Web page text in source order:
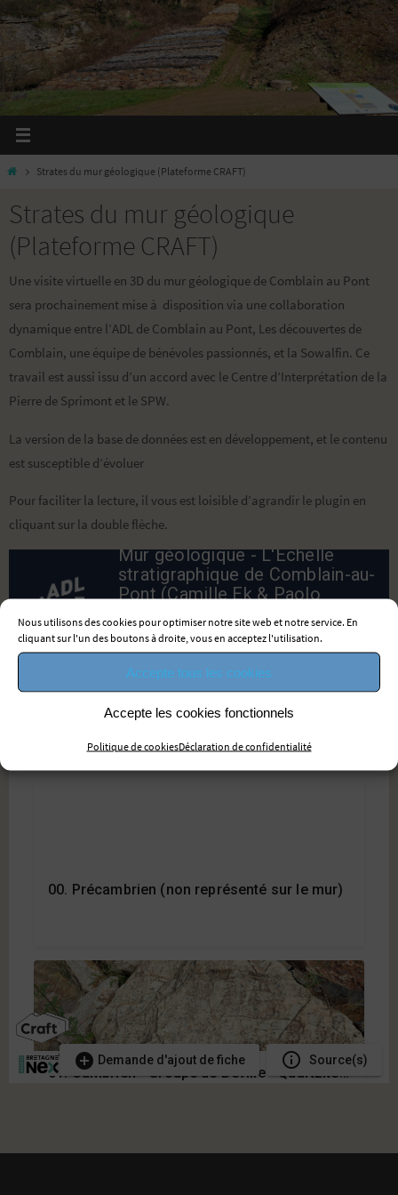
Nous utilisons des cookies pour optimiser notre site web et notre service. En
cliquant sur l'un des boutons à droite, vous en acceptez l'utilisation.
Accepte tous les cookies
Accepte les cookies fonctionnels
Politique de cookiesDéclaration de confidentialité
Passer
vers
le
contenu
HomeStrates du mur géologique (Plateforme CRAFT)
Strates du mur géologique
(Plateforme CRAFT)
Une visite virtuelle en 3D du mur géologique de Comblain au Pont
sera prochainement mise à disposition via une collaboration
dynamique entre l’ADL de Comblain au Pont, Les découvertes de
Comblain, une équipe de bénévoles passionnés, et la Sowalfin. Ce
travail est aussi issu d’un accord avec le Centre d’Interprétation de la
Pierre de Sprimont et le SPW.
La version de la base de données est en développement, et le contenu
est susceptible d’évoluer
Pour faciliter la lecture, il vous est loisible d’agrandir le plugin en
cliquant sur la double flèche.